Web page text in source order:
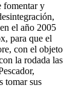
fomentar y
el año 2005
para que el
con el objeto
la rodada las
tomar sus